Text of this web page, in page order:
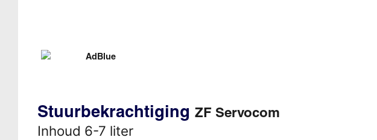
AdBlue
Stuurbekrachtiging ZF Servocom
Inhoud 6-7 liter